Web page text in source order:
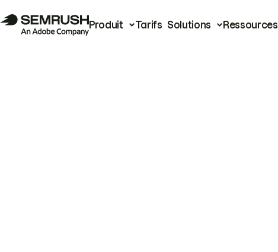
Produit Tarifs Solutions Ressources